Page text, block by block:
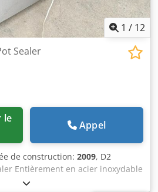
1 / 12
Sealer
Appel
de construction: 2009, D2
Entièrement en acier inoxydable
bon état de fonctionnement